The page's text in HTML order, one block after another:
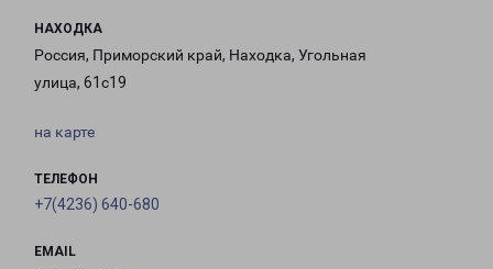
НАХОДКА
Россия, Приморский край, Находка, Угольная
улица, 61с19
на карте
ТЕЛЕФОН
+7(4236) 640-680
EMAIL